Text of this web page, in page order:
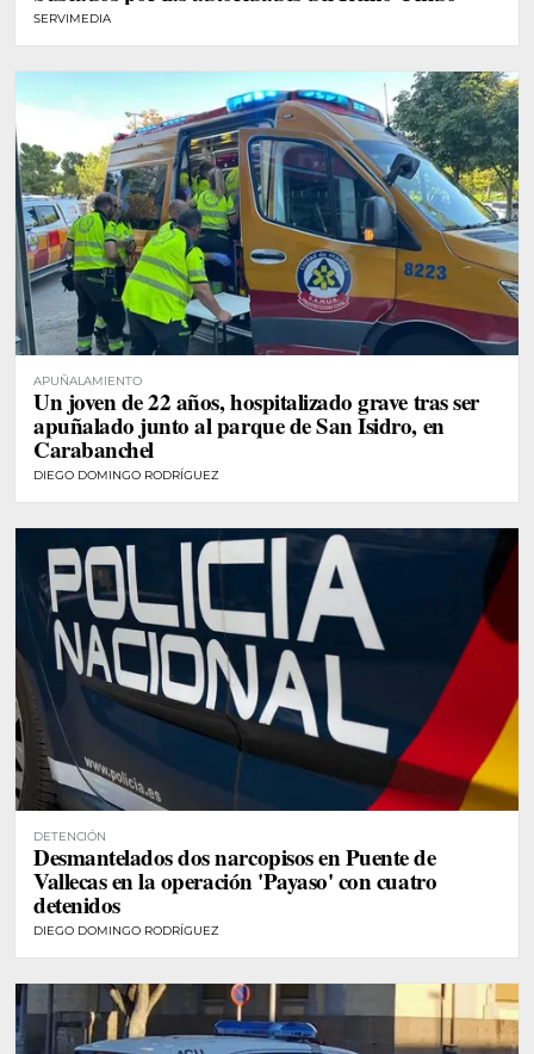
SERVIMEDIA
APUÑALAMIENTO
Un joven de 22 años, hospitalizado grave tras ser
apuñalado junto al parque de San Isidro, en
Carabanchel
DIEGO DOMINGO RODRÍGUEZ
DETENCIÓN
Desmantelados dos narcopisos en Puente de
Vallecas en la operación 'Payaso' con cuatro
detenidos
DIEGO DOMINGO RODRÍGUEZ